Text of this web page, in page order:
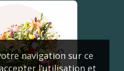
navigation sur ce
l’utilisation et